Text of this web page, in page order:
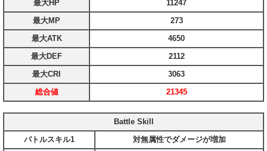
最大HP
11247
最大MP
273
最大ATK
4650
最大DEF
2112
最大CRI
3063
総合値
21345
Battle Skill
バトルスキル1
対無属性でダメージが増加